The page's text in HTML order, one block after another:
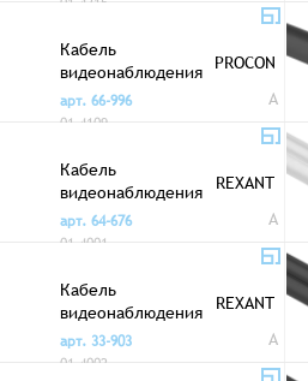
Кабель
видеонаблюдения
КВК-П-2
2x0,75мм² улич
PROCON
арт. 66-996
01-4109
A
Кабель
видеонаблюдения
ККСВ-В 2x0,5мм
белый
REXANT
арт. 64-676
01-4001
A
Кабель
видеонаблюдения
ККСВ-П 2x0,5мм
черный
REXANT
арт. 33-903
01-4002
A